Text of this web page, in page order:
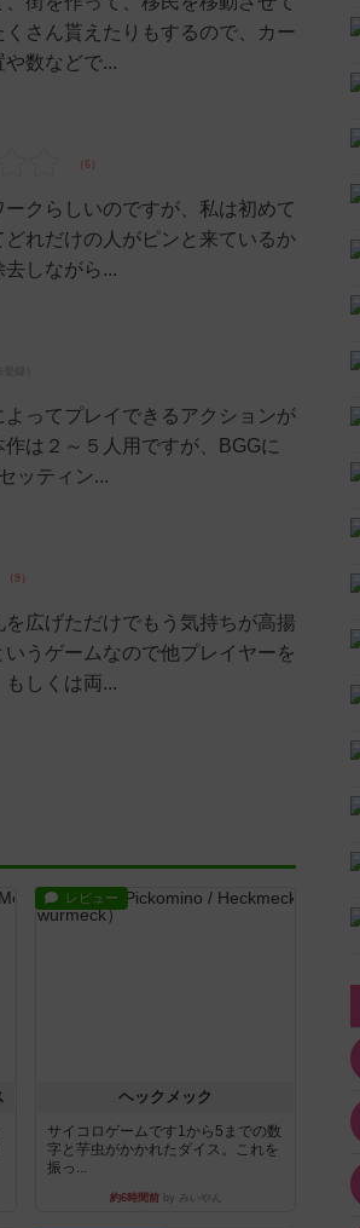
さん貰えたりもするので、カー
数などで...
クらしいのですが、私は初めて
れだけの人がピンと来ているか
しながら...
ってプレイできるアクションが
は２～５人用ですが、BGGに
ッティン...
広げただけでもう気持ちが高揚
うゲームなので他プレイヤーを
しくは両...
レビュー
ヘックメック
サイコロゲームです1から5までの数
字と芋虫がかかれたダイス。これを
振っ...
約6時間前by みいやん